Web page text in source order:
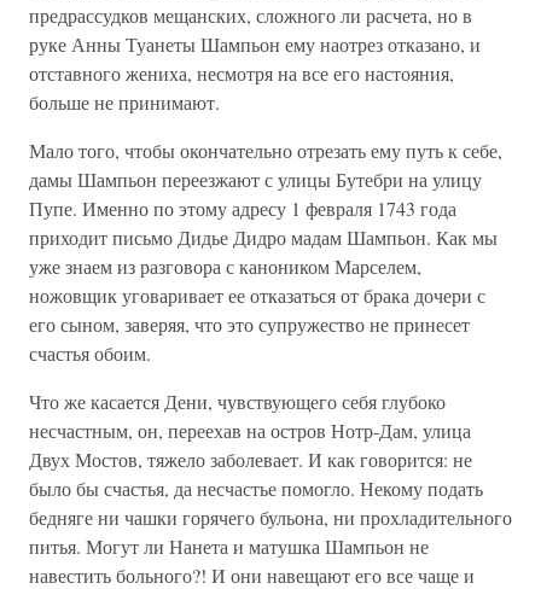
предрассудков мещанских, сложного ли расчета, но в
руке Анны Туанеты Шампьон ему наотрез отказано, и
отставного жениха, несмотря на все его настояния,
больше не принимают.
Мало того, чтобы окончательно отрезать ему путь к себе,
дамы Шампьон переезжают с улицы Бутебри на улицу
Пупе. Именно по этому адресу 1 февраля 1743 года
приходит письмо Дидье Дидро мадам Шампьон. Как мы
уже знаем из разговора с каноником Марселем,
ножовщик уговаривает ее отказаться от брака дочери с
его сыном, заверяя, что это супружество не принесет
счастья обоим.
Что же касается Дени, чувствующего себя глубоко
несчастным, он, переехав на остров Нотр-Дам, улица
Двух Мостов, тяжело заболевает. И как говорится: не
было бы счастья, да несчастье помогло. Некому подать
бедняге ни чашки горячего бульона, ни прохладительного
питья. Могут ли Нанета и матушка Шампьон не
навестить больного?! И они навещают его все чаще и